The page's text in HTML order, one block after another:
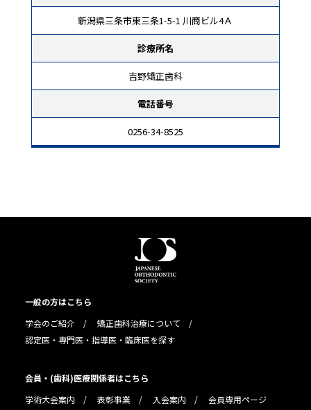
新潟県三条市東三条1-5-1 川商ビル4Ａ
診療所名
吉野矯正歯科
電話番号
0256-34-8525
一般の方はこちら
学会のご紹介
矯正歯科治療について
認定医・専門医・指導医・臨床医を探す
会員・(歯科)医療関係者はこちら
学術大会案内
表彰事業 入会案内 会員専用ページ